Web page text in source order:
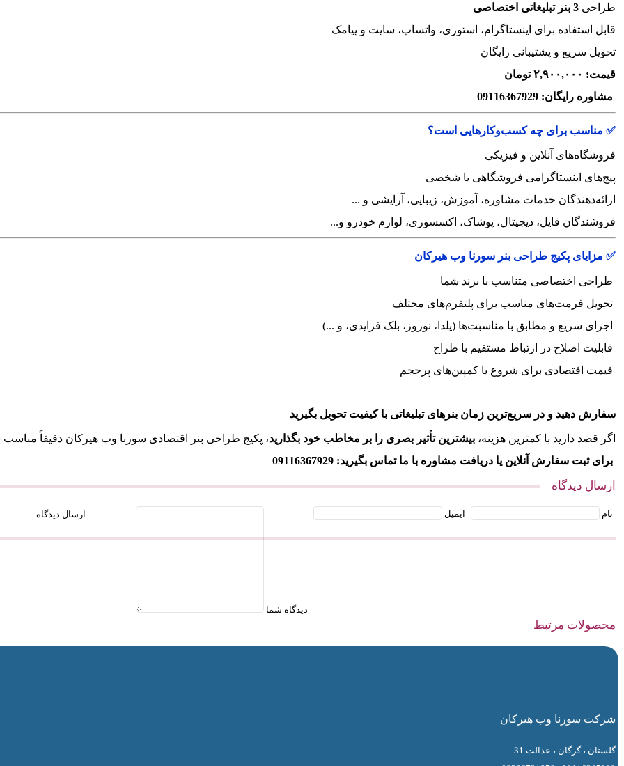
طراحی 3 بنر تبلیغاتی اختصاصی
قابل استفاده برای اینستاگرام، استوری، واتساپ، سایت و پیامک
تحویل سریع و پشتیبانی رایگان
قیمت: ۲,۹۰۰,۰۰۰ تومان
مشاوره رایگان: 09116367929
✅ مناسب برای چه کسب‌وکارهایی است؟
فروشگاه‌های آنلاین و فیزیکی
پیج‌های اینستاگرامی فروشگاهی یا شخصی
ارائه‌دهندگان خدمات مشاوره، آموزش، زیبایی، آرایشی و ...
فروشندگان فایل، دیجیتال، پوشاک، اکسسوری، لوازم خودرو و...
✅ مزایای پکیج طراحی بنر سورنا وب هیرکان
طراحی اختصاصی متناسب با برند شما
تحویل فرمت‌های مناسب برای پلتفرم‌های مختلف
اجرای سریع و مطابق با مناسبت‌ها (یلدا، نوروز، بلک فرایدی، و ...)
قابلیت اصلاح در ارتباط مستقیم با طراح
قیمت اقتصادی برای شروع یا کمپین‌های پرحجم
سفارش دهید و در سریع‌ترین زمان بنرهای تبلیغاتی با کیفیت تحویل بگیرید
اگر قصد دارید با کمترین هزینه، بیشترین تأثیر بصری را بر مخاطب خود بگذارید، پکیج طراحی بنر اقتصادی سورنا وب هیرکان دقیقاً
برای ثبت سفارش آنلاین یا دریافت مشاوره با ما تماس بگیرید: 09116367929
ارسال دیدگاه
نام ایمیل
دیدگاه شما
ارسال دیدگاه
محصولات مرتبط
شرکت سورنا وب هیرکان
گلستان ، گرگان ، عدالت 31